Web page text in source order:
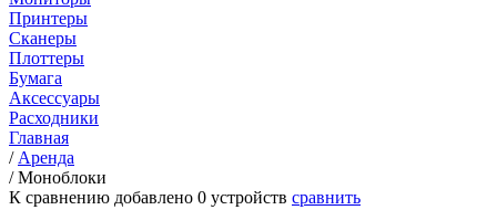
Принтеры
Сканеры
Плоттеры
Бумага
Аксессуары
Расходники
Главная
/ Аренда
/Моноблоки
К сравнению добавлено 0 устройств сравнить